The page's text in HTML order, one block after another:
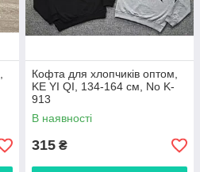
Кофта для хлопчиків оптом,
KE YI QI, 134-164 см, No K-
913
В наявності
315 ₴